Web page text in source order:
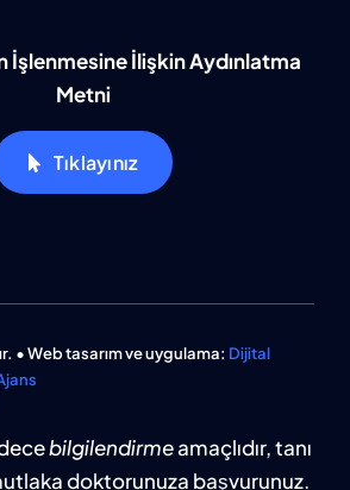
İşlenmesine İlişkin Aydınlatma
Metni
Tıklayınız
• Web tasarım ve uygulama: Dijital
bilgilendirmeamaçlıdır, tanı
doktorunuza başvurunuz.